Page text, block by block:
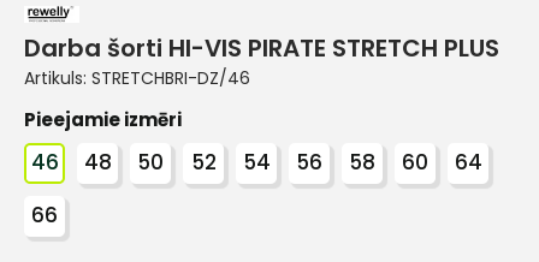
Darba šorti HI-VIS PIRATE STRETCH PLUS
Artikuls: STRETCHBRI-DZ/46
Pieejamie izmēri
46 48 50 52 54 56 58 60
64
66